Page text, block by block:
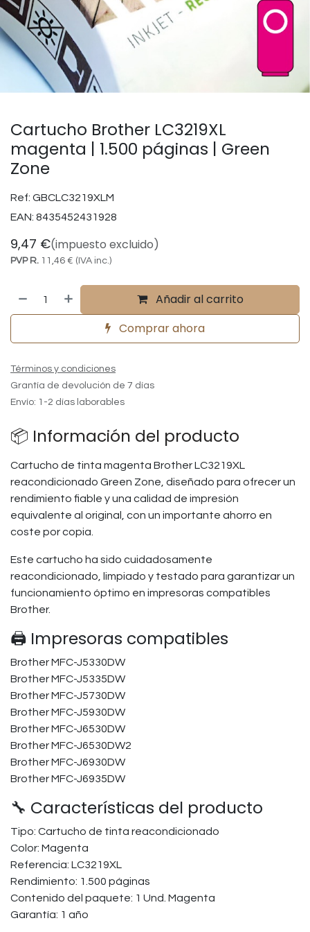
Cartucho Brother LC3219XL
magenta | 1.500 páginas | Green
Zone
Ref: GBCLC3219XLM
EAN: 8435452431928
9,47 €(impuesto excluido)
PVP R. 11,46 € (IVA inc.)
Añadir al carrito
Comprar ahora
Términos y condiciones
Grantía de devolución de 7 días
Envío: 1-2 días laborables
📦 Información del producto
Cartucho de tinta magenta Brother LC3219XL
reacondicionado Green Zone, diseñado para ofrecer un
rendimiento fiable y una calidad de impresión
equivalente al original, con un importante ahorro en
coste por copia.
Este cartucho ha sido cuidadosamente
reacondicionado, limpiado y testado para garantizar un
funcionamiento óptimo en impresoras compatibles
Brother.
🖨️ Impresoras compatibles
Brother MFC-J5330DW
Brother MFC-J5335DW
Brother MFC-J5730DW
Brother MFC-J5930DW
Brother MFC-J6530DW
Brother MFC-J6530DW2
Brother MFC-J6930DW
Brother MFC-J6935DW
🔧 Características del producto
Tipo: Cartucho de tinta reacondicionado
Color: Magenta
Referencia: LC3219XL
Rendimiento: 1.500 páginas
Contenido del paquete: 1 Und. Magenta
Garantía: 1 año